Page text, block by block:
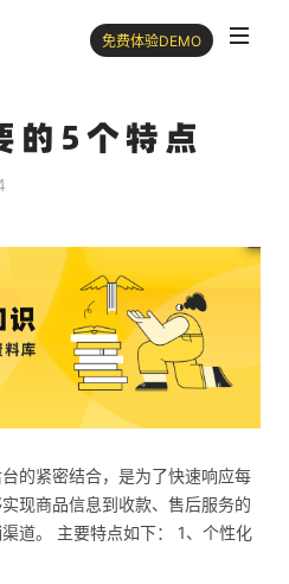
免费体验DEMO
的5个特点
的紧密结合，是为了快速响应每
现商品信息到收款、售后服务的
道。 主要特点如下： 1、个性化